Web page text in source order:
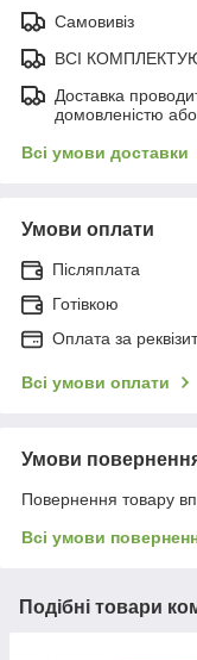
Самовивіз
ВСІ
Доставка
домовленістю
Всі умови доставки
Умови оплати
Післяплата
Готівкою
Оплата за
Всі умови оплати
Умови
Повернення товару
Всі умови
Подібні товари